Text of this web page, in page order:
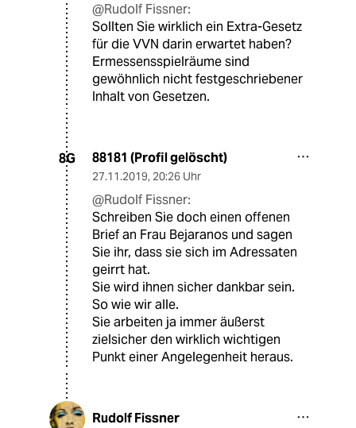
@Rudolf Fissner:
Sollten Sie wirklich ein Extra-Gesetz
für die VVN darin erwartet haben?
Ermessensspielräume sind
gewöhnlich nicht festgeschriebener
Inhalt von Gesetzen.
8G 88181 (Profil gelöscht)
27.11.2019, 20:26 Uhr
@Rudolf Fissner:
Schreiben Sie doch einen offenen
Brief an Frau Bejaranos und sagen
Sie ihr, dass sie sich im Adressaten
geirrt hat.
Sie wird ihnen sicher dankbar sein.
So wie wir alle.
Sie arbeiten ja immer äußerst
zielsicher den wirklich wichtigen
Punkt einer Angelegenheit heraus.
Rudolf Fissner